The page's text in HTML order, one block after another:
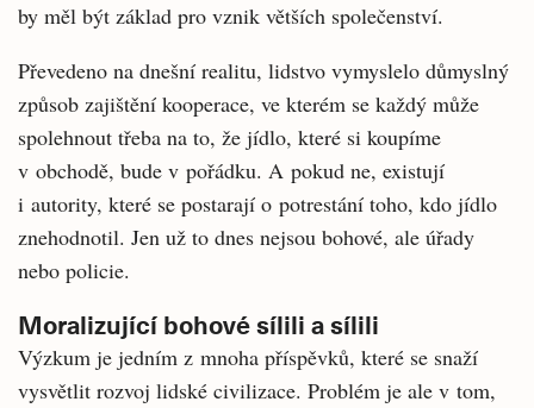
by měl být základ pro vznik větších společenství.
Převedeno na dnešní realitu, lidstvo vymyslelo důmyslný
způsob zajištění kooperace, ve kterém se každý může
spolehnout třeba na to, že jídlo, které si koupíme
v obchodě, bude v pořádku. A pokud ne, existují
i autority, které se postarají o potrestání toho, kdo jídlo
znehodnotil. Jen už to dnes nejsou bohové, ale úřady
nebo policie.
Moralizující bohové sílili a sílili
Výzkum je jedním z mnoha příspěvků, které se snaží
vysvětlit rozvoj lidské civilizace. Problém je ale v tom,